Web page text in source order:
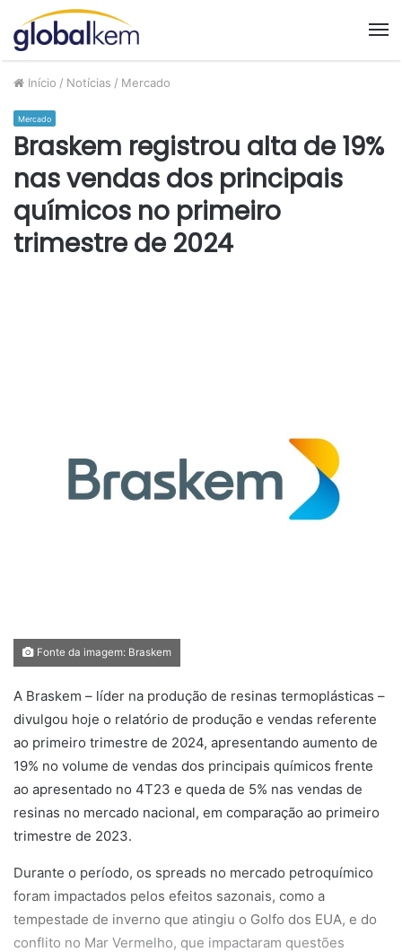
Início / Notícias / Mercado
Mercado
Braskem registrou alta de 19%
nas vendas dos principais
químicos no primeiro
trimestre de 2024
Fonte da imagem: Braskem
A Braskem – líder na produção de resinas termoplásticas –
divulgou hoje o relatório de produção e vendas referente
ao primeiro trimestre de 2024, apresentando aumento de
19% no volume de vendas dos principais químicos frente
ao apresentado no 4T23 e queda de 5% nas vendas de
resinas no mercado nacional, em comparação ao primeiro
trimestre de 2023.
Durante o período, os spreads no mercado petroquímico
foram impactados pelos efeitos sazonais, como a
tempestade de inverno que atingiu o Golfo dos EUA, e do
conflito no Mar Vermelho, que impactaram questões